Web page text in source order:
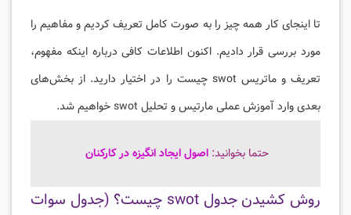
تا اینجای کار همه چیز را به صورت کامل تعریف کردیم و مفاهیم را
مورد بررسی قرار دادیم. اکنون اطلاعات کافی درباره اینکه مفهوم،
تعریف و ماتریس swot چیست را در اختیار دارید. از بخش‌‌های
بعدی وارد آموزش عملی مارتیس و تحلیل swot خواهیم شد.
حتما بخوانید: اصول ایجاد انگیزه در کارکنان
روش کشیدن جدول swot چیست؟ (جدول سوات